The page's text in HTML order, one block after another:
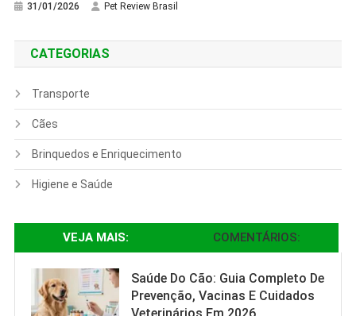
31/01/2026 Pet Review Brasil
CATEGORIAS
Transporte
Cães
Brinquedos e Enriquecimento
Higiene e Saúde
VEJA MAIS: COMENTÁRIOS:
Saúde Do Cão: Guia Completo De
Prevenção, Vacinas E Cuidados